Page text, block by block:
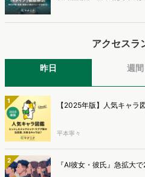
調査を実施しても、購買実
ようにして市場理解をして
す。新商品開発関連担当者
ウンロードできます。
アクセスラ
昨日 週間
1 【2025年版】人気キャラ
平本寧々
2 『AI彼女・彼氏』急拡大